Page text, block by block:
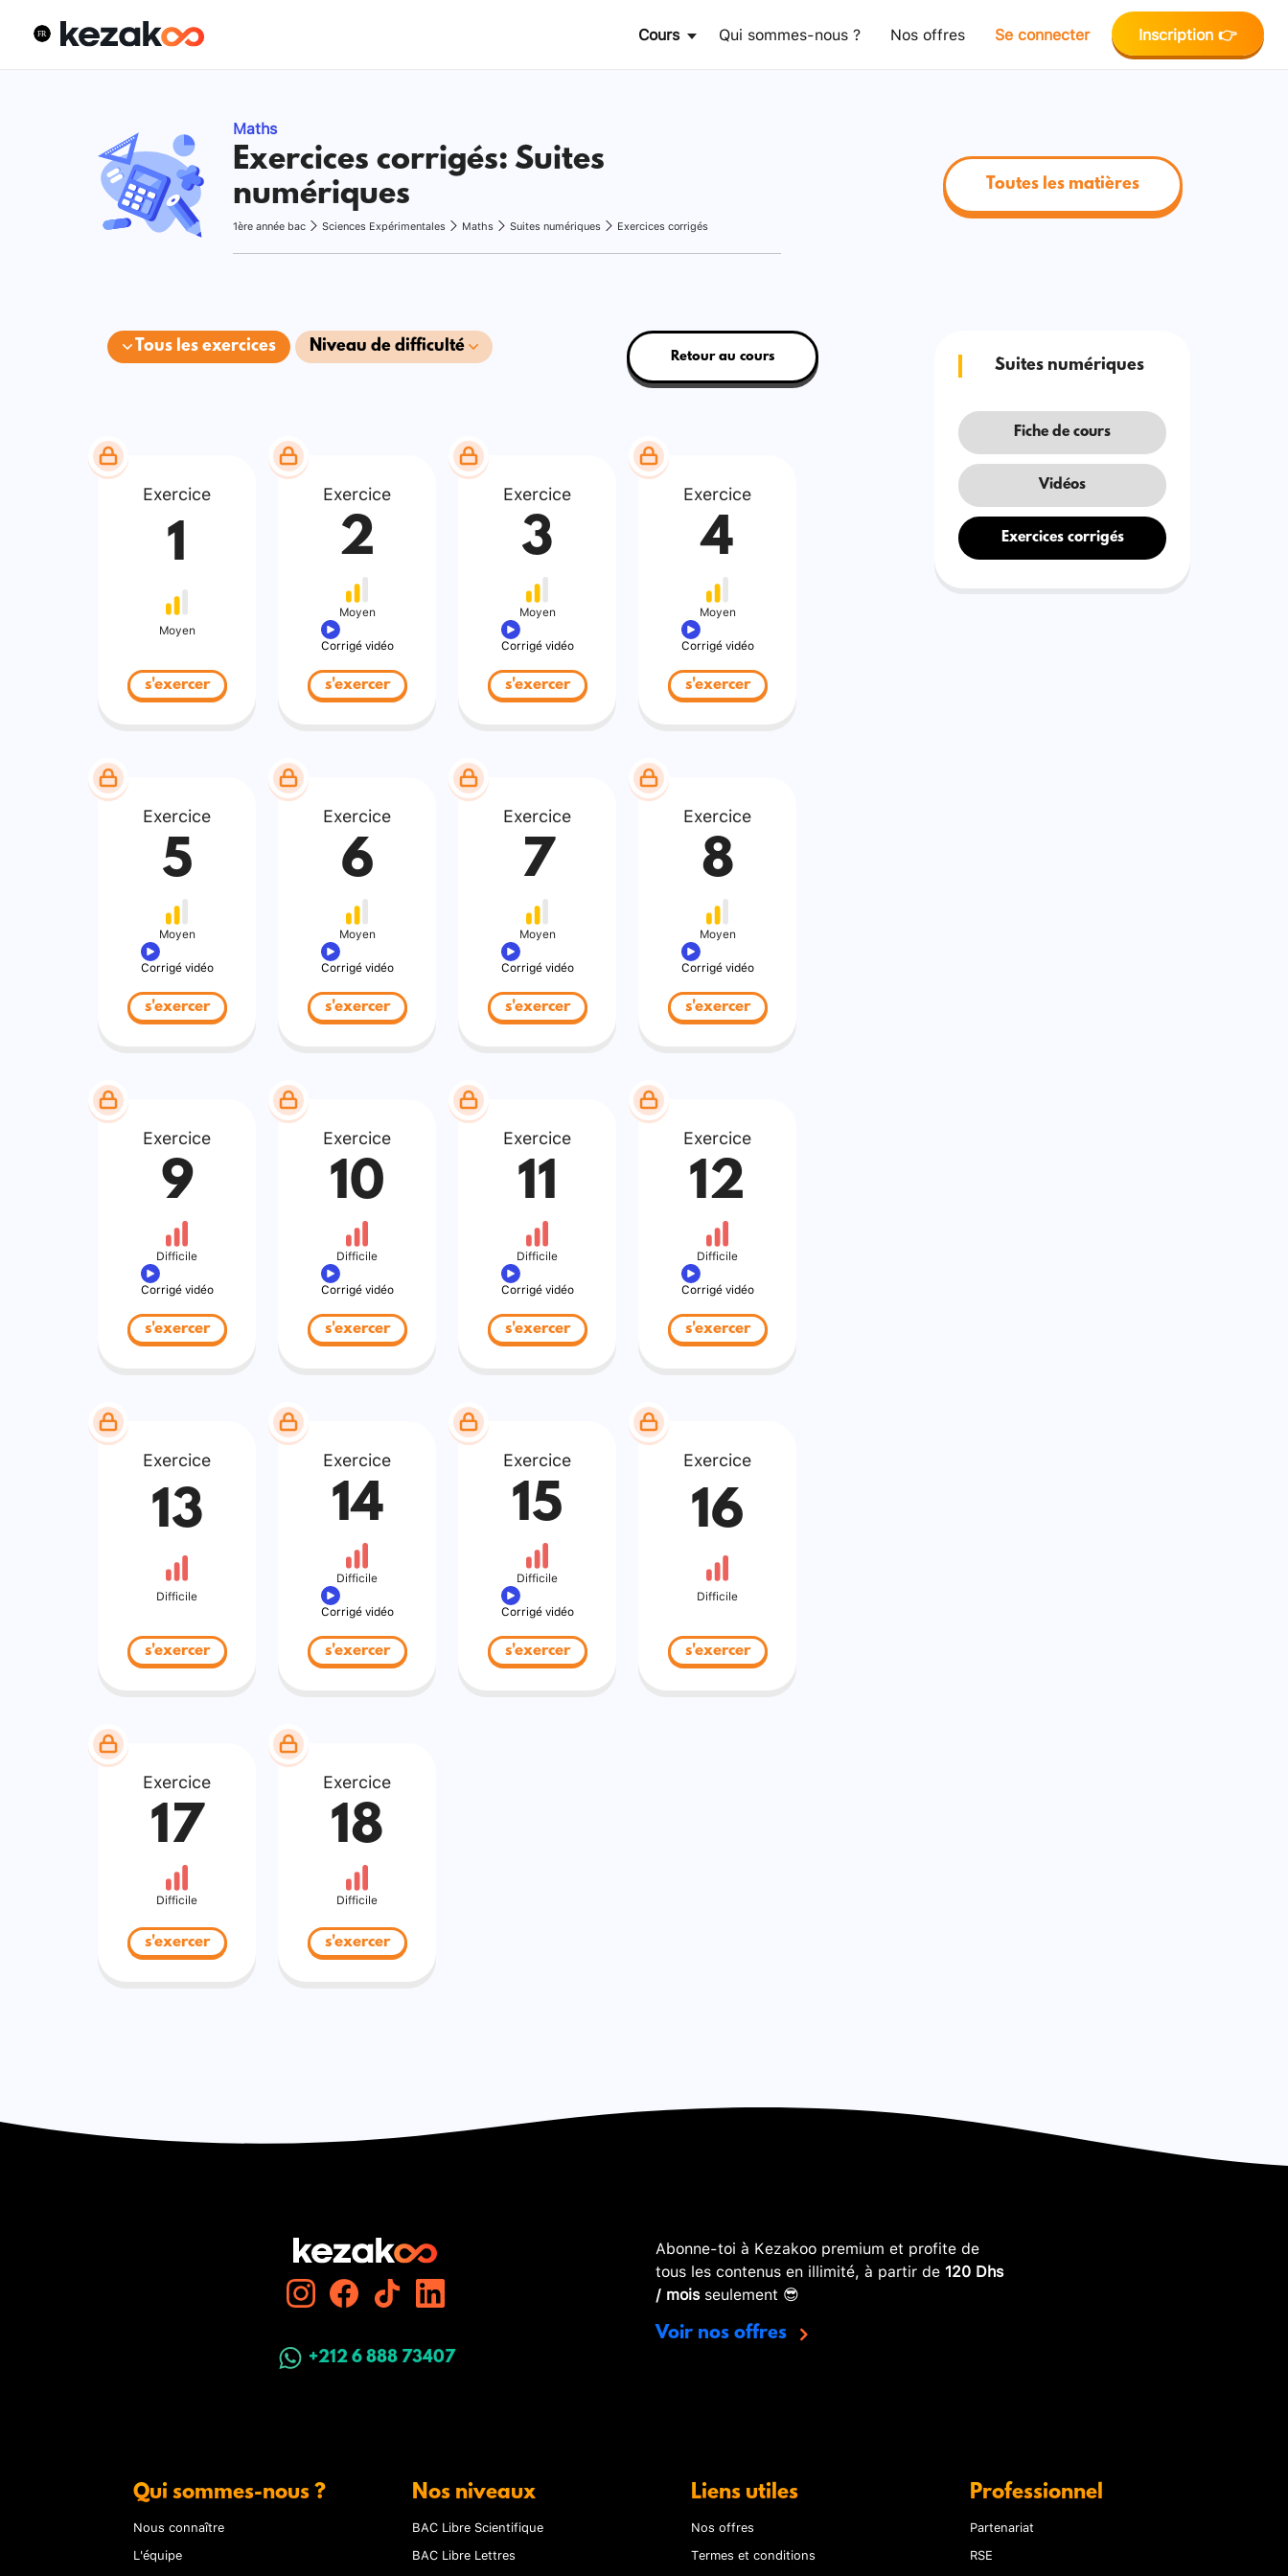
Cours Qui sommes-nous ? Nos offres Se connecter Inscription 👉
Maths
Exercices corrigés: Suites
numériques
1ère année bac Sciences Expérimentales Maths Suites numériques Exercices corrigés
Toutes les matières
Tous les exercices Niveau de difficulté
Retour au cours
Exercice
1
Moyen
s'exercer
Exercice
2
Moyen
Corrigé vidéo
s'exercer
Exercice
3
Moyen
Corrigé vidéo
s'exercer
Exercice
4
Moyen
Corrigé vidéo
s'exercer
Exercice
5
Moyen
Corrigé vidéo
s'exercer
Exercice
6
Moyen
Corrigé vidéo
s'exercer
Exercice
7
Moyen
Corrigé vidéo
s'exercer
Exercice
8
Moyen
Corrigé vidéo
s'exercer
Exercice
9
Difficile
Corrigé vidéo
s'exercer
Exercice
10
Difficile
Corrigé vidéo
s'exercer
Exercice
11
Difficile
Corrigé vidéo
s'exercer
Exercice
12
Difficile
Corrigé vidéo
s'exercer
Exercice
13
Difficile
s'exercer
Exercice
14
Difficile
Corrigé vidéo
s'exercer
Exercice
15
Difficile
Corrigé vidéo
s'exercer
Exercice
16
Difficile
s'exercer
Exercice
17
Difficile
s'exercer
Exercice
18
Difficile
s'exercer
Suites numériques
Fiche de cours
Vidéos
Exercices corrigés
+212 6 888 73407
Abonne-toi à Kezakoo premium et profite de
tous les contenus en illimité, à partir de 120 Dhs
/ moisseulement 😎
Voir nos offres
Qui sommes-nous ?
Nous connaître
L'équipe
Nos niveaux
BAC Libre Scientifique
BAC Libre Lettres
Liens utiles
Nos offres
Termes et conditions
Professionnel
Partenariat
RSE